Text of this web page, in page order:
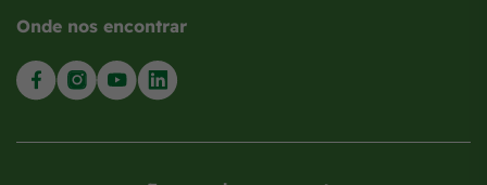
Onde nos encontrar